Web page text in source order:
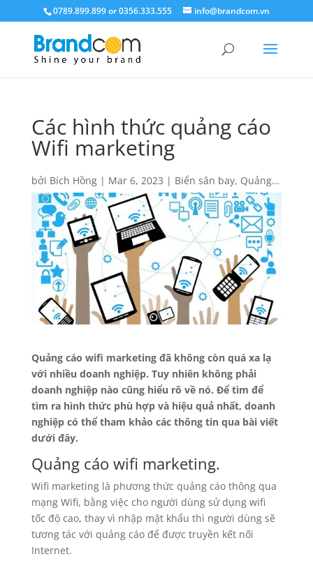
0789.899.899 or 0356.333.555 info@brandcom.vn
Các hình thức quảng cáo
Wifi marketing
bởi Bích Hồng| Mar 6, 2023 | Biển sân bay, Quảng
cáo,Responsive
Quảng cáo wifi marketing đã không còn quá xa lạ
với nhiều doanh nghiệp. Tuy nhiên không phải
doanh nghiệp nào cũng hiểu rõ về nó. Để tìm để
tìm ra hình thức phù hợp và hiệu quả nhất, doanh
nghiệp có thể tham khảo các thông tin qua bài viết
dưới đây.
Quảng cáo wifi marketing.
Wifi marketing là phương thức quảng cáo thông qua
mạng Wifi, bằng việc cho người dùng sử dụng wifi
tốc độ cao, thay vì nhập mật khẩu thì người dùng sẽ
tương tác với quảng cáo để được truyền kết nối
Internet.